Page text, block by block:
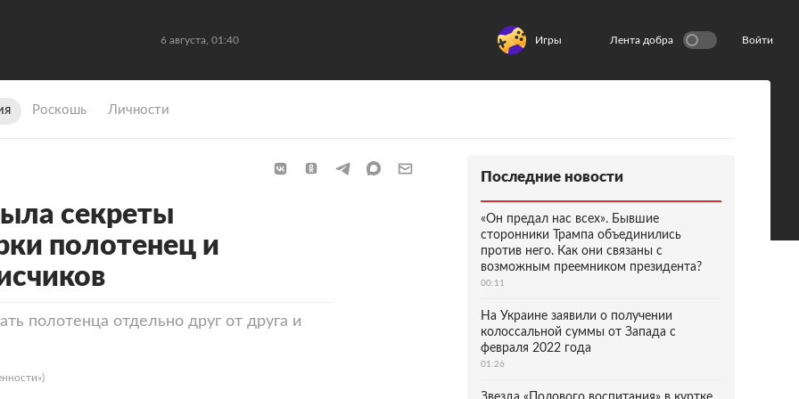
6 августа, 01:40 Игры Лента добра Войти
Роскошь Личности
секреты
полотенец и
полотенца отдельно друг от друга и
Последние новости
«Он предал нас всех». Бывшие
сторонники Трампа объединились
против него. Как они связаны с
возможным преемником президента?
00:11
На Украине заявили о получении
колоссальной суммы от Запада с
февраля 2022 года
01:26